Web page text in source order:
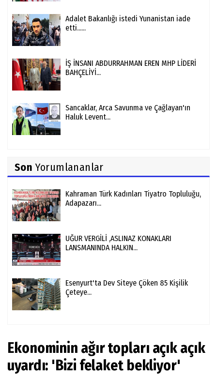
Adalet Bakanlığı istedi Yunanistan iade
etti......
İŞ İNSANI ABDURRAHMAN EREN MHP LİDERİ
BAHÇELİYİ...
Sancaklar, Arca Savunma ve Çağlayan'ın
Haluk Levent...
Son Yorumlananlar
Kahraman Türk Kadınları Tiyatro Topluluğu,
Adapazarı...
UĞUR VERGİLİ ,ASLINAZ KONAKLARI
LANSMANINDA HALKIN...
Esenyurt'ta Dev Siteye Çöken 85 Kişilik
Çeteye...
Ekonominin ağır topları açık açık
uyardı: 'Bizi felaket bekliyor'